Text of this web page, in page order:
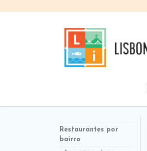
Restaurantes por
bairro